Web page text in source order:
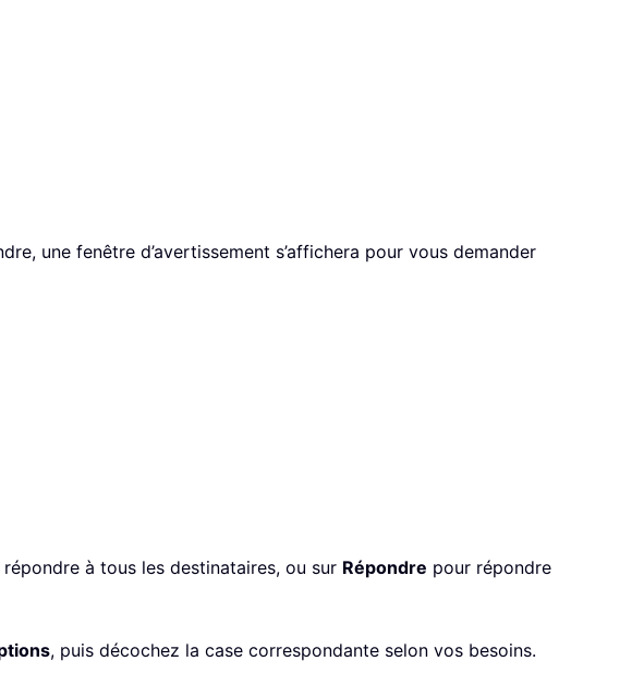
une fenêtre d’avertissement s’affichera pour vous demander
à tous les destinataires, ou sur Répondre pour répondre
, puis décochez la case correspondante selon vos besoins.